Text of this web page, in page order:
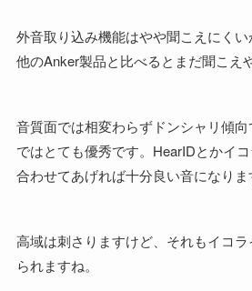
外音取り込み機能はやや聞こえにくい
他のAnker製品と比べるとまだ聞こえ
音質面では相変わらずドンシャリ傾
ではとても優秀です。HearIDとかイ
合わせてあげれば十分良い音になりま
高域は刺さりますけど、それもイコラ
られますね。